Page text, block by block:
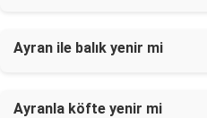
Ayran ile balık yenir mi
Ayranla köfte yenir mi